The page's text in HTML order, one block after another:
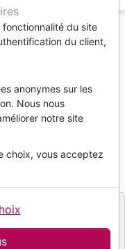
Devenir un disciple
coeur de Dieu
fonctionnalité du site
du client,
anonymes sur les
Nous nous
notre site
choix, vous acceptez